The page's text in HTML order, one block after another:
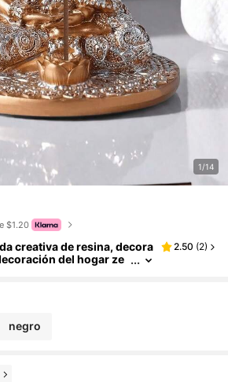
1/14
$1.20
creativa de resina, decora
del hogar ze
2.50 (2)
negro